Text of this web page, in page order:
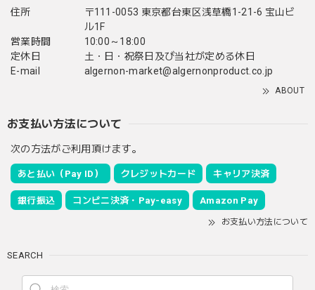
住所
〒111-0053 東京都台東区浅草橋1-21-6 宝山ビ
ル1F
営業時間
10:00～18:00
定休日
土・日・祝祭日及び当社が定める休日
E-mail
algernon-market@algernonproduct.co.jp
ABOUT
お支払い方法について
次の方法がご利用頂けます。
あと払い（Pay ID） クレジットカード キャリア決済
銀行振込 コンビニ決済・Pay-easy Amazon Pay
お支払い方法について
SEARCH